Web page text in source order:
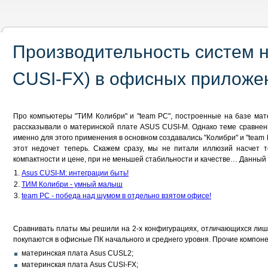
Производительность систем
CUSI-FX) в офисных
Про компьютеры "ТИМ Колибри" и "team PC", построенные на базе
рассказывали о материнской плате ASUS CUSI-M. Однако теме
именно для этого применения в основном создавались "Колибри" и
этот недочет теперь. Скажем сразу, мы не питали иллюзий насчет
компактности и цене, при не меньшей стабильности и качестве…
Asus CUSI-M: интеграции быть!
ТИМ Колибри - умный малыш
team PC - победа над шумом в отдельно взятом офисе!
Сравнивать платы мы решили на 2-х конфигурациях, отличающихся
покупаются в офисные ПК начального и среднего уровня. Прочие
материнская плата Asus CUSL2;
материнская плата Asus СUSI-FX;